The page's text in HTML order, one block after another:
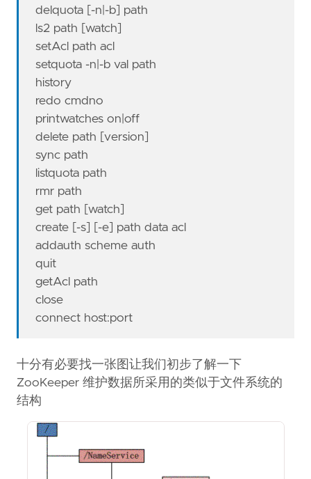
delquota [-n|-b] path
ls2 path [watch]
setAcl path acl
setquota -n|-b val path
history
redo cmdno
printwatches on|off
delete path [version]
sync path
listquota path
rmr path
get path [watch]
create [-s] [-e] path data acl
addauth scheme auth
quit
getAcl path
close
connect host:port
十分有必要找一张图让我们初步了解一下
ZooKeeper 维护数据所采用的类似于文件系统的
结构